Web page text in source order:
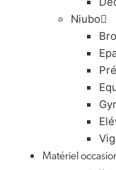
Niubo
Matériel